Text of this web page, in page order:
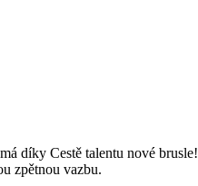
díky Cestě talentu nové brusle!
zpětnou vazbu.